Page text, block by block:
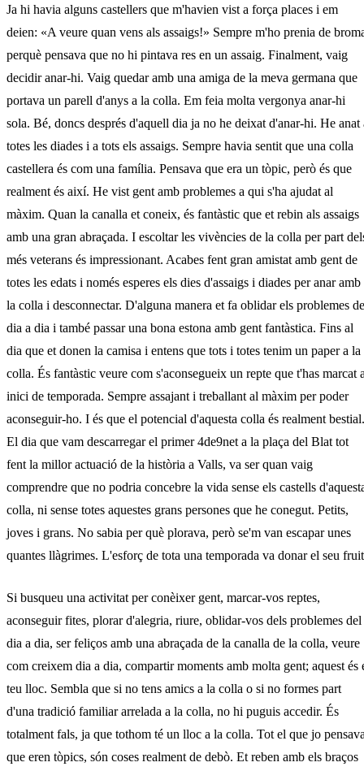
Ja hi havia alguns castellers que m'havien vist a força places i em
deien: «A veure quan vens als assaigs!» Sempre m'ho prenia de
perquè pensava que no hi pintava res en un assaig. Finalment, vaig
decidir anar-hi. Vaig quedar amb una amiga de la meva germana que
portava un parell d'anys a la colla. Em feia molta vergonya anar-hi
sola. Bé, doncs després d'aquell dia ja no he deixat d'anar-hi. He anat
totes les diades i a tots els assaigs. Sempre havia sentit que una colla
castellera és com una família. Pensava que era un tòpic, però és que
realment és així. He vist gent amb problemes a qui s'ha ajudat al
màxim. Quan la canalla et coneix, és fantàstic que et rebin als assaigs
amb una gran abraçada. I escoltar les vivències de la colla per part
més veterans és impressionant. Acabes fent gran amistat amb gent de
totes les edats i només esperes els dies d'assaigs i diades per anar amb
la colla i desconnectar. D'alguna manera et fa oblidar els problemes
dia a dia i també passar una bona estona amb gent fantàstica. Fins al
dia que et donen la camisa i entens que tots i totes tenim un paper a la
colla. És fantàstic veure com s'aconsegueix un repte que t'has marcat
inici de temporada. Sempre assajant i treballant al màxim per poder
aconseguir-ho. I és que el potencial d'aquesta colla és realment bestial.
El dia que vam descarregar el primer 4de9net a la plaça del Blat tot
fent la millor actuació de la història a Valls, va ser quan vaig
comprendre que no podria concebre la vida sense els castells
colla, ni sense totes aquestes grans persones que he conegut. Petits,
joves i grans. No sabia per què plorava, però se'm van escapar unes
quantes llàgrimes. L'esforç de tota una temporada va donar el seu
Si busqueu una activitat per conèixer gent, marcar-vos reptes,
aconseguir fites, plorar d'alegria, riure, oblidar-vos dels problemes del
dia a dia, ser feliços amb una abraçada de la canalla de la colla, veure
com creixem dia a dia, compartir moments amb molta gent; aquest és
teu lloc. Sembla que si no tens amics a la colla o si no formes part
d'una tradició familiar arrelada a la colla, no hi puguis accedir. És
totalment fals, ja que tothom té un lloc a la colla. Tot el que jo
que eren tòpics, són coses realment de debò. Et reben amb els braços